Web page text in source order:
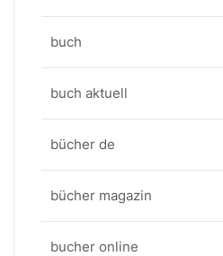
buch
buch aktuell
bücher de
bücher magazin
bucher online